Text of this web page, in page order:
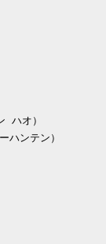
ハオ）
ハンテン）